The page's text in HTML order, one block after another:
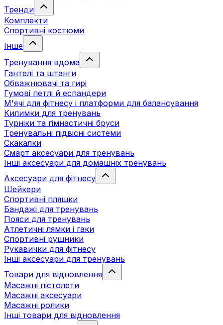
Тренди
Комплекти
Спортивні костюми
Інше
Тренування вдома
Гантелі та штанги
Обважнювачі та гирі
Гумові петлі й еспандери
М'ячі для фітнесу і платформи для балансування
Килимки для тренувань
Турніки та гімнастичні бруси
Тренувальні підвісні системи
Скакалки
Смарт аксесуари для тренувань
Інші аксесуари для домашніх тренувань
Аксесуари для фітнесу
Шейкери
Спортивні пляшки
Бандажі для тренувань
Пояси для тренувань
Атлетичні лямки і гаки
Спортивні рушники
Рукавички для фітнесу
Інші аксесуари для тренувань
Товари для відновлення
Масажні пістолети
Масажні аксесуари
Масажні ролики
Інші товари для відновлення